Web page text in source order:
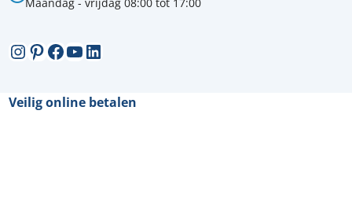
Instagram
Pinterest
Facebook
YouTube
LinkedIn
Veilig online betalen